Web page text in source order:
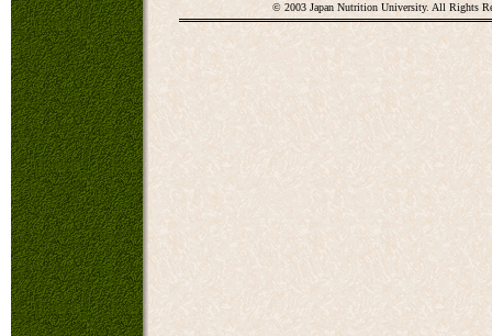
© 2003 Japan Nutrition University. All Rights